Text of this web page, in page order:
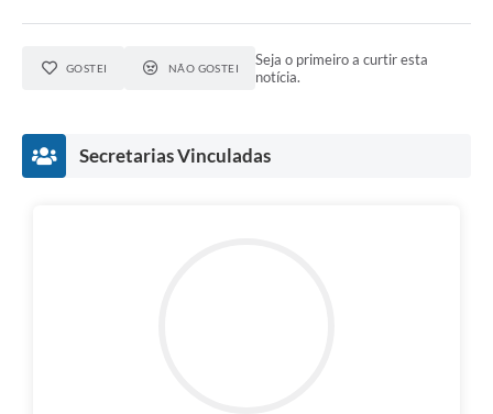
GOSTEI NÃO GOSTEI
Seja o primeiro a curtir esta
notícia.
Secretarias Vinculadas